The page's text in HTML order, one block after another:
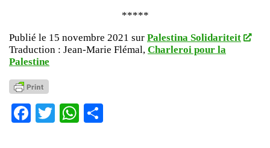
*****
Publié le 15 novembre 2021 sur Palestina Solidariteit
Traduction : Jean-Marie Flémal, Charleroi pour la
Palestine
Facebook
TwitterWhatsApp